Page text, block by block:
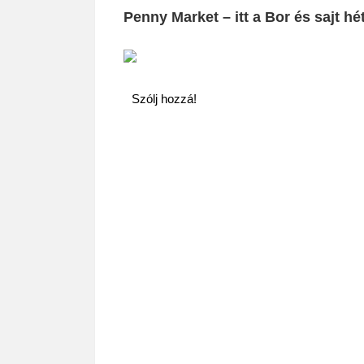
Penny Market – itt a Bor és sajt
Szólj hozzá!